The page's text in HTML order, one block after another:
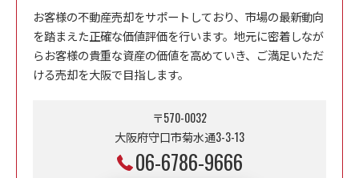
お客様の不動産売却をサポートしており、市場の最新動向
を踏まえた正確な価値評価を行います。地元に密着しなが
らお客様の貴重な資産の価値を高めていき、ご満足いただ
ける売却を大阪で目指します。
〒570-0032
大阪府守口市菊水通3-3-13
06-6786-9666